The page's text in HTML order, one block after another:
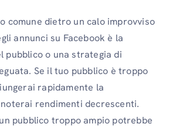
comune dietro un calo improvviso
annunci su Facebook è la
pubblico o una strategia di
Se il tuo pubblico è troppo
rapidamente la
rendimenti decrescenti.
pubblico troppo ampio potrebbe